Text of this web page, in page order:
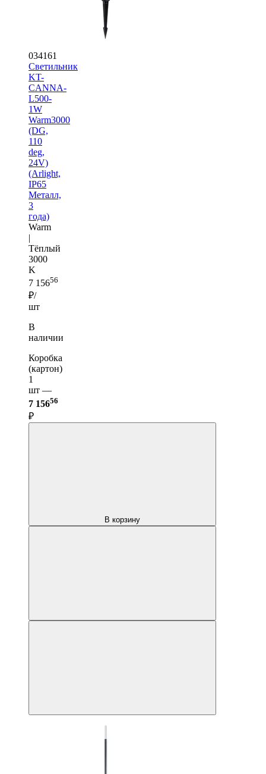
034161
Светильник
KT-
CANNA-
L500-
1W
Warm3000
(DG,
110
deg,
24V)
(Arlight,
IP65
Металл,
3
года)
Warm
|
Тёплый
3000
K
7 15656
₽/
шт
В
наличии
Коробка
(картон)
1
шт —
7 15656
₽
В корзину